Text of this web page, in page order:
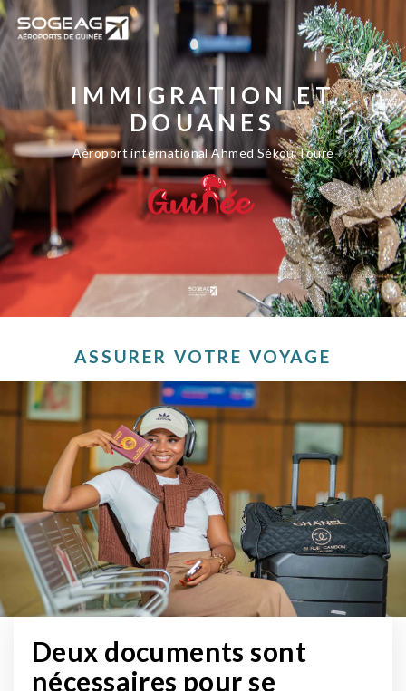
IMMIGRATION ET
DOUANES
Aéroport international Ahmed Sékou Touré
ASSURER VOTRE VOYAGE
Deux documents sont
nécessaires pour se